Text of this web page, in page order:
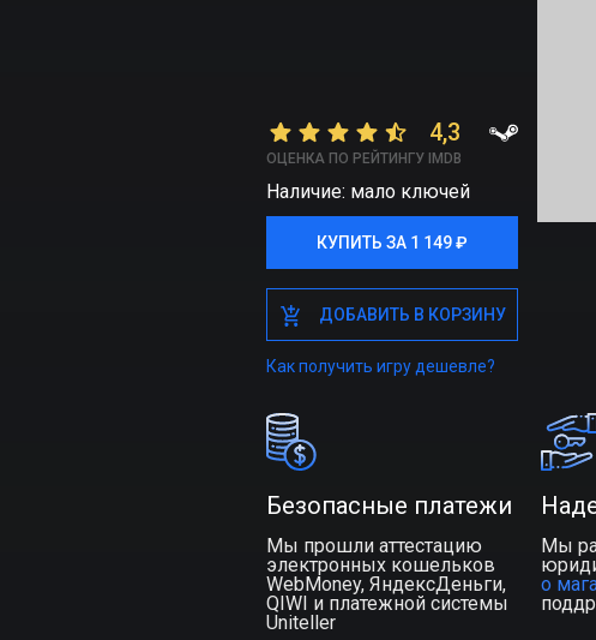
4,3
ОЦЕНКА ПО РЕЙТИНГУ IMDB
Наличие: мало ключей
КУПИТЬ ЗА 1 149 ₽
КУПИТЬ ЗА 1 149 ₽
ДОБАВИТЬ В КОРЗИНУ
ДОБАВИТЬ В КОРЗИНУ
Как получить игру дешевле?
Безопасные платежи
Мы прошли аттестацию
электронных кошельков
WebMoney, ЯндексДеньги,
QIWI и платежной системы
Uniteller
Мы
о